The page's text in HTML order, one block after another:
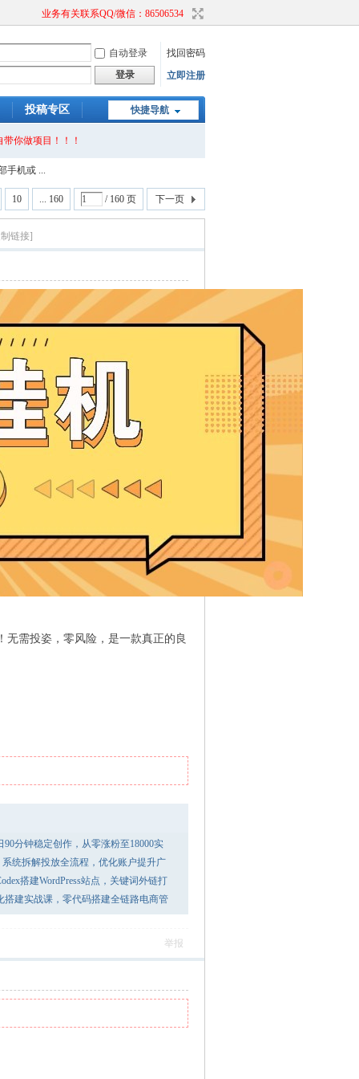
业务有关联系QQ/微信：86506534
自动登录
找回密码
登录
立即注册
快捷导航
投稿专区
你做项目！！！
手机或 ...
10 ... 160 / 160 页 下一页
链接]
无需投姿，零风险，是一款真正的良
分钟稳定创作，从零涨粉至18000实
系统拆解投放全流程，优化账户提升广
搭建WordPress站点，关键词外链打
搭建实战课，零代码搭建全链路电商管
举报